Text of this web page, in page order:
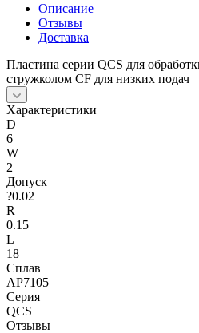
Описание
Отзывы
Доставка
Пластина серии QCS для
стружколом CF для низких подач
Характеристики
D
6
W
2
Допуск
?0.02
R
0.15
L
18
Сплав
AP7105
Серия
QCS
Отзывы